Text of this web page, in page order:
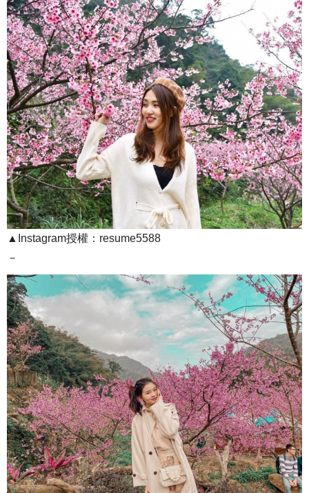
▲Instagram授權：resume5588
－